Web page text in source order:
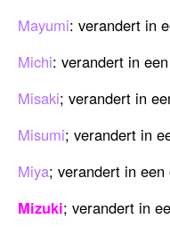
Mayumi: verandert in
Michi: verandert in
Misaki; verandert in
Misumi; verandert in
Miya; verandert in
Mizuki; verandert in